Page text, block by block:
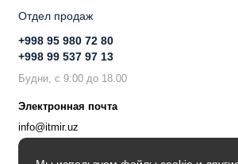
Отдел продаж
+998 95 980 72 80
+998 99 537 97 13
Будни, с 9:00 до 18.00
Электронная почта
info@itmir.uz
Поддержка в мессенджере